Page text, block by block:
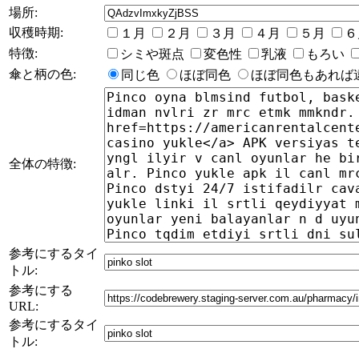
場所:
収穫時期:
１月 ２月 ３月 ４月 ５月
特徴:
シミや斑点 変色性 乳液
もろい
傘と柄の色:
同じ色 ほぼ同色 ほぼ同色もあれ
全体の特徴:
参考にするタイ
トル:
参考にする
URL:
参考にするタイ
トル: